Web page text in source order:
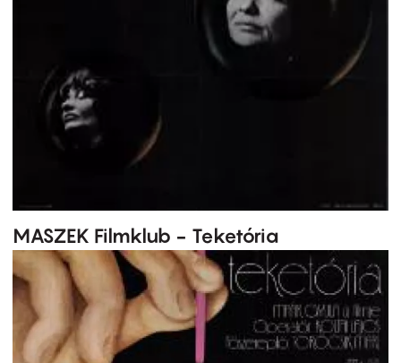
MASZEK Filmklub - Teketória